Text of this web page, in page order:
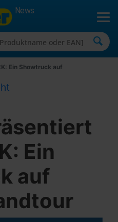
News
Ein Showtruck auf
Ein
auf